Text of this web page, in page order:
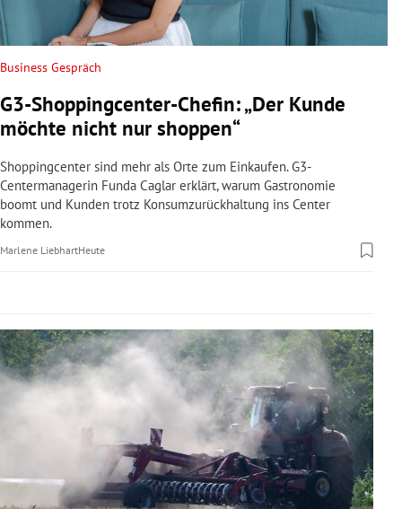
Untermenü
Untermenü
Untermenü
Untermenü
Untermenü
Untermenü
Business Gespräch
G3-Shoppingcenter-Chefin: „Der Kunde
möchte nicht nur shoppen“
Shoppingcenter sind mehr als Orte zum Einkaufen. G3-
Centermanagerin Funda Caglar erklärt, warum Gastronomie
boomt und Kunden trotz Konsumzurückhaltung ins Center
kommen.
Marlene LiebhartHeute